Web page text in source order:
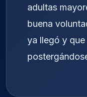
adultas
buena
ya llegó y